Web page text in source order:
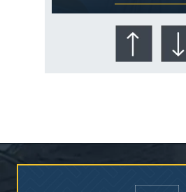
¿Quién corre el